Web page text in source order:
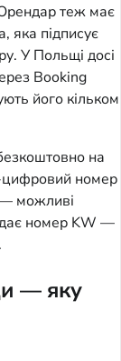
теж має
яка підписує
У Польщі досі
Booking
його кільком
на
цифровий номер
— можливі
номер KW —
— яку